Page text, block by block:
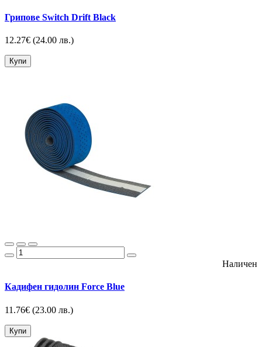
Грипове Switch Drift Black
12.27€ (24.00 лв.)
Купи
Наличен
Кадифен гидолин Force Blue
11.76€ (23.00 лв.)
Купи